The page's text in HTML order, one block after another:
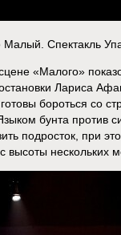
Малый. Спектакль
«Малого»
Лариса
бороться со
бунта против
подросток, при
высоты нескольких